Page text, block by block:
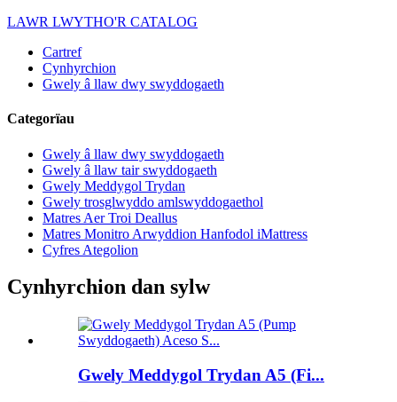
LAWR LWYTHO'R CATALOG
Cartref
Cynhyrchion
Gwely â llaw dwy swyddogaeth
Categorïau
Gwely â llaw dwy swyddogaeth
Gwely â llaw tair swyddogaeth
Gwely Meddygol Trydan
Gwely trosglwyddo amlswyddogaethol
Matres Aer Troi Deallus
Matres Monitro Arwyddion Hanfodol iMattress
Cyfres Ategolion
Cynhyrchion dan sylw
Gwely Meddygol Trydan A5 (Fi...